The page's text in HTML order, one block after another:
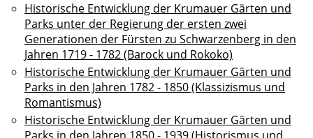
Historische Entwicklung der Krumauer Gärten und
Parks unter der Regierung der ersten zwei
Generationen der Fürsten zu Schwarzenberg in den
Jahren 1719 - 1782 (Barock und Rokoko)
Historische Entwicklung der Krumauer Gärten und
Parks in den Jahren 1782 - 1850 (Klassizismus und
Romantismus)
Historische Entwicklung der Krumauer Gärten und